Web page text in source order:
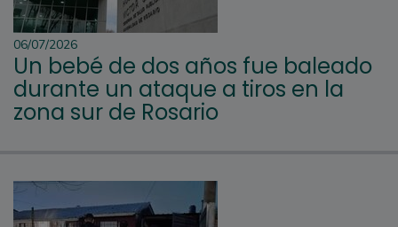
06/07/2026
Un bebé de dos años fue baleado
durante un ataque a tiros en la
zona sur de Rosario